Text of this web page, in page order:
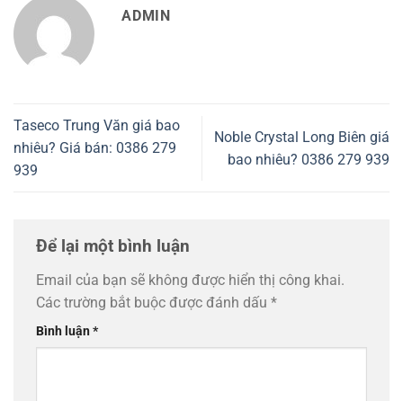
ADMIN
Taseco Trung Văn giá bao
nhiêu? Giá bán: 0386 279
939
Noble Crystal Long Biên giá
bao nhiêu? 0386 279 939
Để lại một bình luận
Email của bạn sẽ không được hiển thị công khai.
Các trường bắt buộc được đánh dấu *
Bình luận*